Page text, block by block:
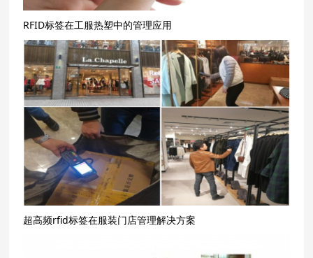
RFID标签在工服热塑中的管理应用
超高频rfid标签在服装门店管理解决方案